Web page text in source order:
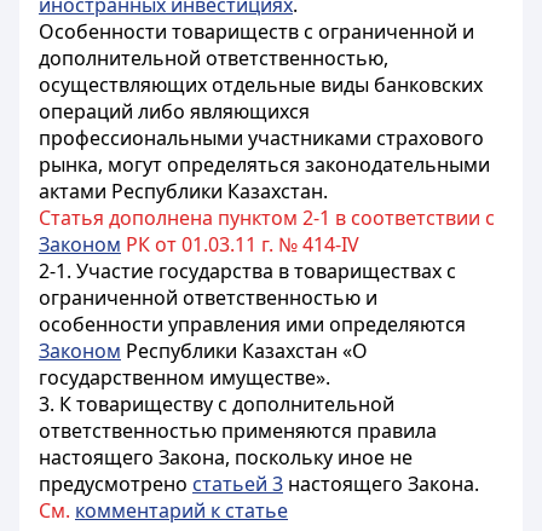
Особенности товариществ с ограниченной и
дополнительной ответственностью,
осуществляющих отдельные виды банковских
операций либо являющихся
профессиональными участниками страхового
рынка, могут определяться законодательными
актами Республики Казахстан.
Статья дополнена пунктом 2-1 в соответствии с
Законом РК от 01.03.11 г. № 414-IV
2-1. Участие государства в товариществах с
ограниченной ответственностью и
особенности управления ими определяются
Законом Республики Казахстан «О
государственном имуществе».
3. К товариществу с дополнительной
ответственностью применяются правила
настоящего Закона, поскольку иное не
предусмотрено статьей 3 настоящего Закона.
См. комментарий к статье